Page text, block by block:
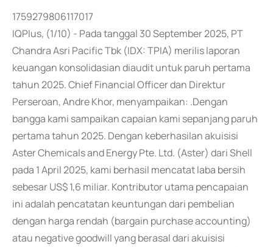
1759279806117017
IQPlus, (1/10) - Pada tanggal 30 September 2025, PT
Chandra Asri Pacific Tbk (IDX: TPIA) merilis laporan
keuangan konsolidasian diaudit untuk paruh pertama
tahun 2025. Chief Financial Officer dan Direktur
Perseroan, Andre Khor, menyampaikan: .Dengan
bangga kami sampaikan capaian kami sepanjang paruh
pertama tahun 2025. Dengan keberhasilan akuisisi
Aster Chemicals and Energy Pte. Ltd. (Aster) dari Shell
pada 1 April 2025, kami berhasil mencatat laba bersih
sebesar US$ 1,6 miliar. Kontributor utama pencapaian
ini adalah pencatatan keuntungan dari pembelian
dengan harga rendah (bargain purchase accounting)
atau negative goodwill yang berasal dari akuisisi